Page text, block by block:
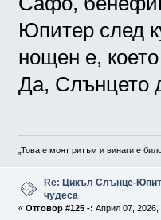
Юпитер след
нощен е,
Да, Слънцето
„Това е моят ритъм и винаги е
Re: Цикъл Слънце-
чудеса
« Отговор #125 -: Април 07, 2026,